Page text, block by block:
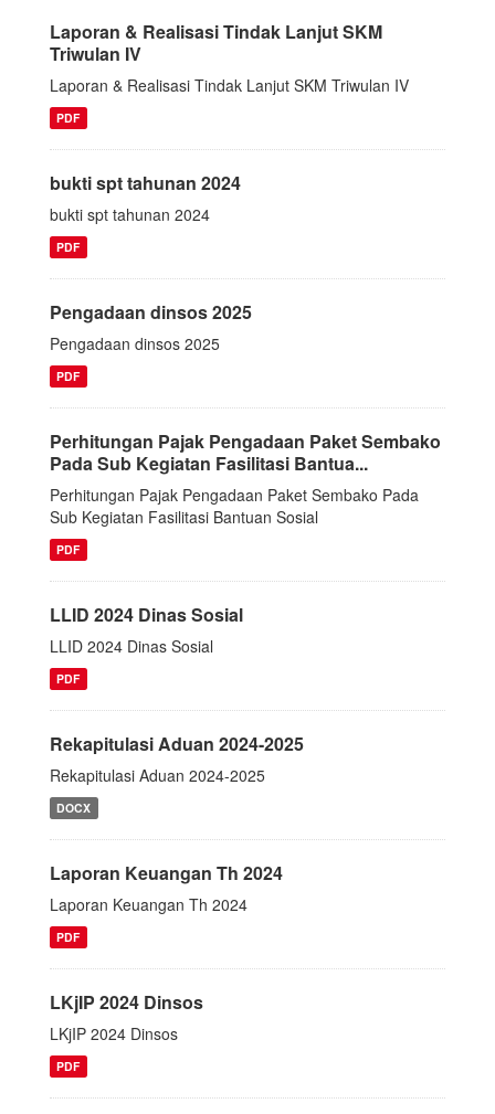
Laporan & Realisasi Tindak Lanjut SKM
Triwulan IV
Laporan & Realisasi Tindak Lanjut SKM Triwulan IV
PDF
bukti spt tahunan 2024
bukti spt tahunan 2024
PDF
Pengadaan dinsos 2025
Pengadaan dinsos 2025
PDF
Perhitungan Pajak Pengadaan Paket Sembako
Pada Sub Kegiatan Fasilitasi Bantua...
Perhitungan Pajak Pengadaan Paket Sembako Pada
Sub Kegiatan Fasilitasi Bantuan Sosial
PDF
LLID 2024 Dinas Sosial
LLID 2024 Dinas Sosial
PDF
Rekapitulasi Aduan 2024-2025
Rekapitulasi Aduan 2024-2025
DOCX
Laporan Keuangan Th 2024
Laporan Keuangan Th 2024
PDF
LKjIP 2024 Dinsos
LKjIP 2024 Dinsos
PDF